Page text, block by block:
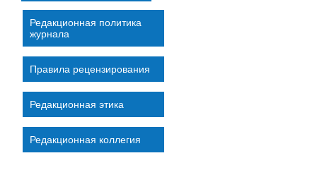
Редакционная политика
журнала
Правила рецензирования
Редакционная этика
Редакционная коллегия